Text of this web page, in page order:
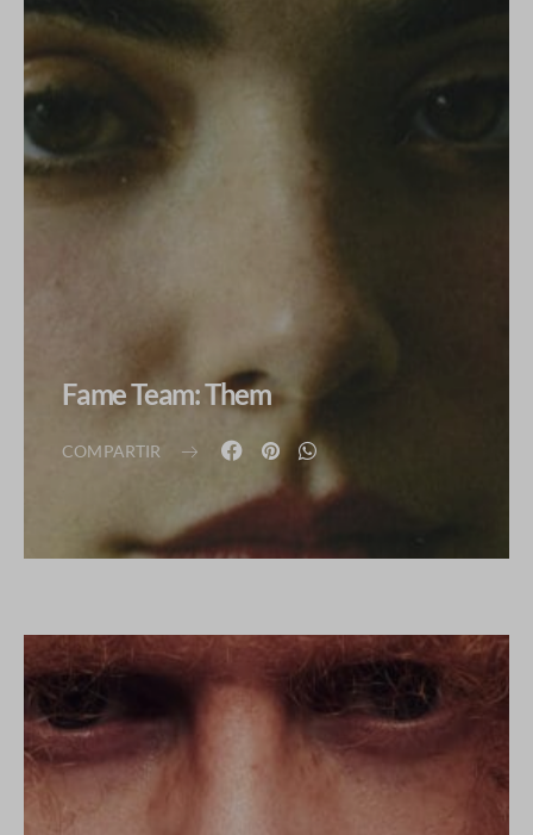
Fame Team: Them
COMPARTIR